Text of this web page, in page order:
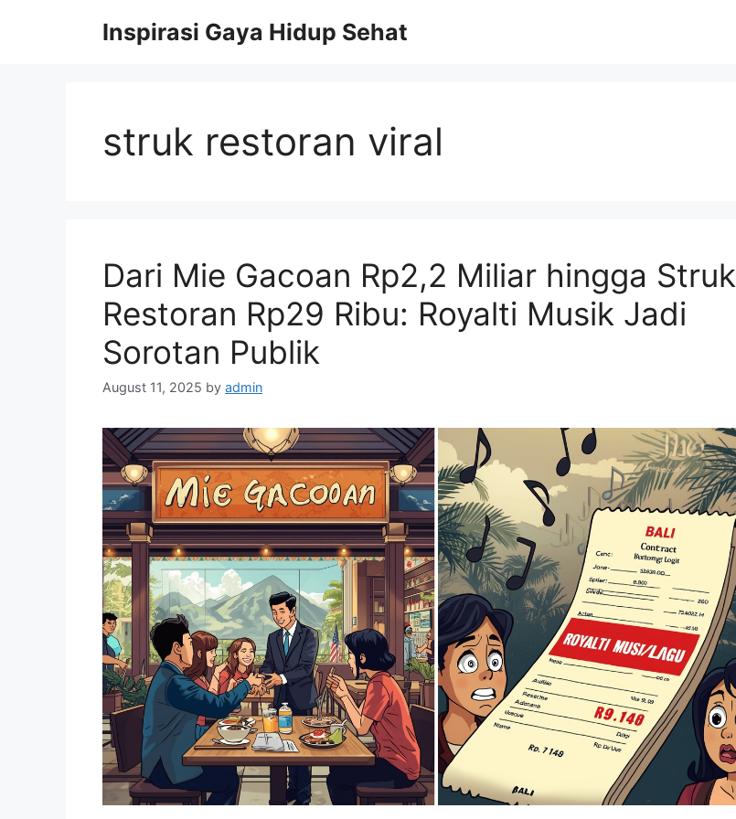
Inspirasi Gaya Hidup Sehat
struk restoran viral
Dari Mie Gacoan Rp2,2 Miliar hingga Struk
Restoran Rp29 Ribu: Royalti Musik Jadi
Sorotan Publik
August 11, 2025 by admin